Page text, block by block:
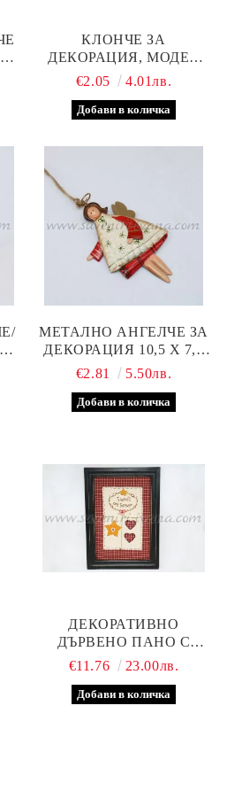
КЛОНЧЕ ЗА
ДЕКОРАЦИЯ, МОДЕЛ
ЕДНО
€2.05 4.01лв.
МЕТАЛНО АНГЕЛЧЕ ЗА
ДЕКОРАЦИЯ 10,5 Х 7,0
СМ, МОДЕЛ ЧЕТИРИ
€2.81 5.50лв.
ДЕКОРАТИВНО
ДЪРВЕНО ПАНО С
БРОДЕРИЯ, МОДЕЛ ТРИ
€11.76 23.00лв.